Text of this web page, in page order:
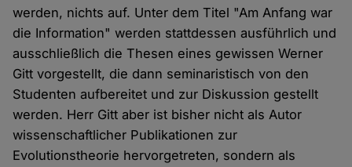
werden, nichts auf. Unter dem Titel "Am Anfang war
die Information" werden stattdessen ausführlich und
ausschließlich die Thesen eines gewissen Werner
Gitt vorgestellt, die dann seminaristisch von den
Studenten aufbereitet und zur Diskussion gestellt
werden. Herr Gitt aber ist bisher nicht als Autor
wissenschaftlicher Publikationen zur
Evolutionstheorie hervorgetreten, sondern als